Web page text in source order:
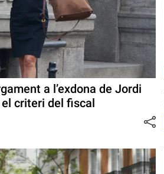
a l’exdona de Jordi
criteri del fiscal